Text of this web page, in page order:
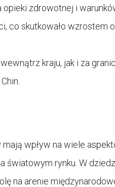
zdrowotnej i
co skutkowało wzrostem
kraju, jak i za
wpływ na wiele
światowym rynku. W
na arenie